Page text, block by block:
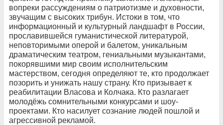
вопреки рассуждениям о патриотизме и духовности,
звучащим с высоких трибун. Истоки в том, что
информационный и культурный ландшафт в России,
прославившейся гуманистической литературой,
неповторимыми оперой и балетом, уникальным
драматическим театром, гениальными музыкантами,
покорявшими мир своим исполнительским
мастерством, сегодня определяют те, кто продолжает
позорить и унижать нашу страну. Кто призывает к
реабилитации Власова и Колчака. Кто разлагает
молодёжь сомнительными конкурсами и шоу-
проектами. Кто насилует сознание людей пошлой и
агрессивной рекламой.